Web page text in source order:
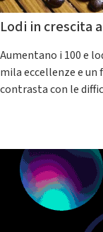
Lodi in crescita
Aumentano i 100 e
mila eccellenze e
contrasta con le